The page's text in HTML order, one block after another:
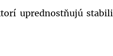
uprednostňujú